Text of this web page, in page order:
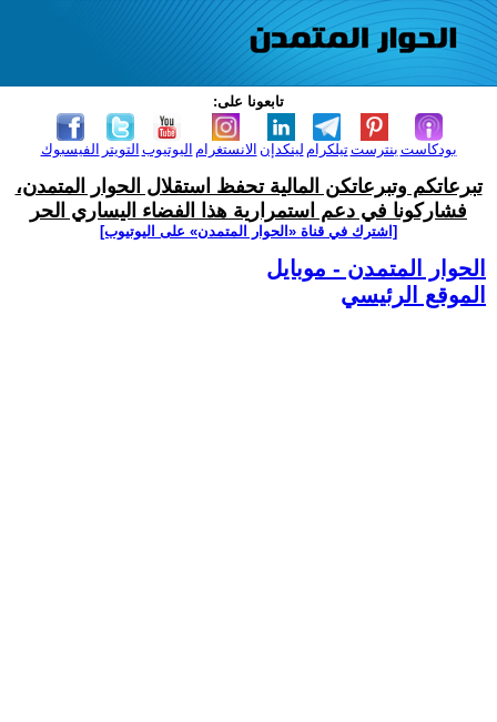
تابعونا على:
الفيسبوك التويتر اليوتيوب الانستغرام لينكدإن تيلكرامبنترست بودكاست
تبرعاتكم وتبرعاتكن المالية تحفظ استقلال الحوار المتمدن،
فشاركونا في دعم استمرارية هذا الفضاء اليساري الحر
[اشترك في قناة ‫«الحوار المتمدن» على اليوتيوب]
الحوار المتمدن - موبايل
الموقع الرئيسي